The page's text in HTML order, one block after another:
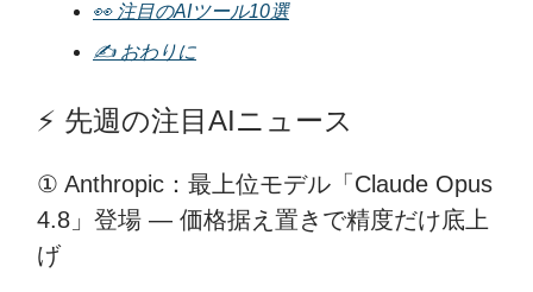
👀 注目のAIツール10選
✍️ おわりに
⚡️ 先週の注目AIニュース
① Anthropic：最上位モデル「Claude Opus
4.8」登場 — 価格据え置きで精度だけ底上
げ